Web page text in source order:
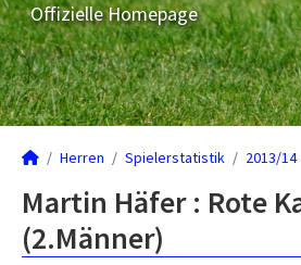
Offizielle Homepage
Herren Spielerstatistik 2013/14
Martin Häfer : Rote
(2.Männer)